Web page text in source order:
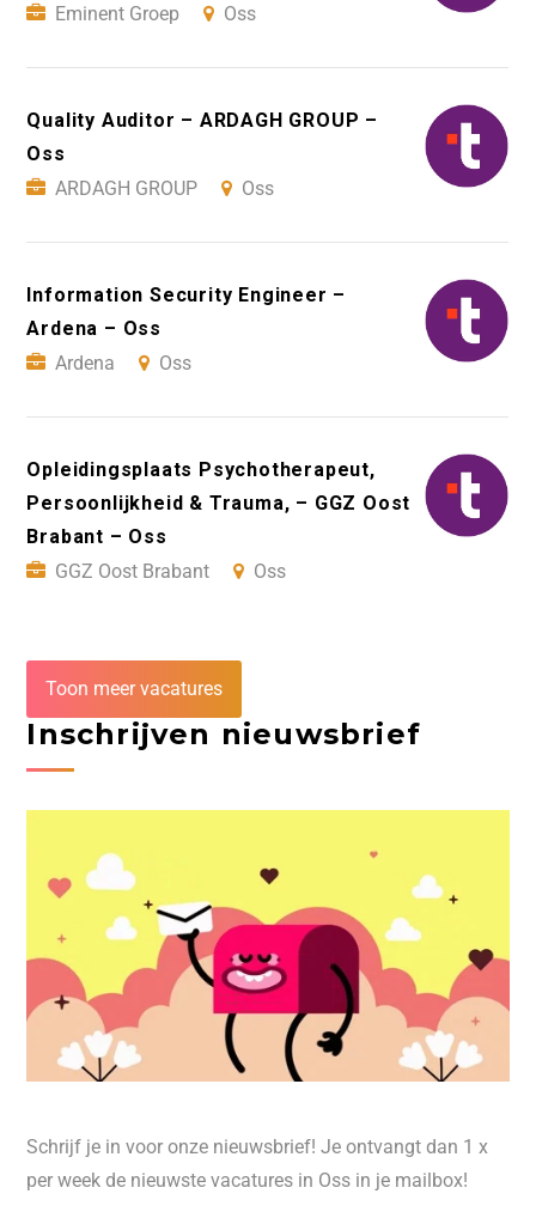
Eminent Groep Oss
Quality Auditor – ARDAGH GROUP –
Oss
ARDAGH GROUP
Oss
Information Security Engineer –
Ardena – Oss
Ardena
Oss
Opleidingsplaats Psychotherapeut,
Persoonlijkheid & Trauma, – GGZ Oost
Brabant – Oss
GGZ Oost Brabant
Oss
Toon meer vacatures
Inschrijven nieuwsbrief
Schrijf je in voor onze nieuwsbrief! Je ontvangt dan 1 x
per week de nieuwste vacatures in Oss in je mailbox!